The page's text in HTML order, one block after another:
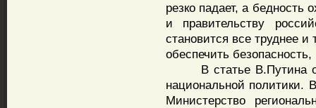
резко падает, а бедность
и правительству
становится все труднее и
обеспечить
В статье В.Путина
национальной политики.
Министерство